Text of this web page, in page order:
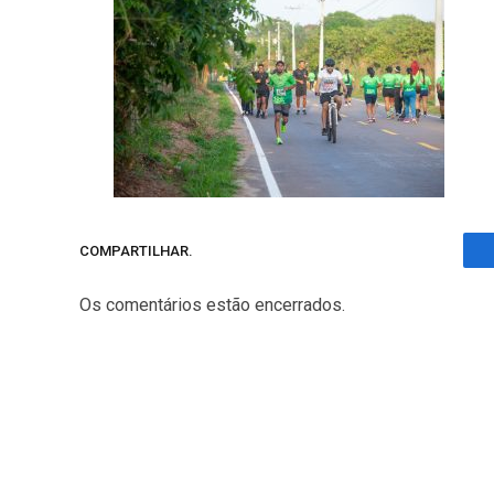
COMPARTILHAR.
Os comentários estão encerrados.